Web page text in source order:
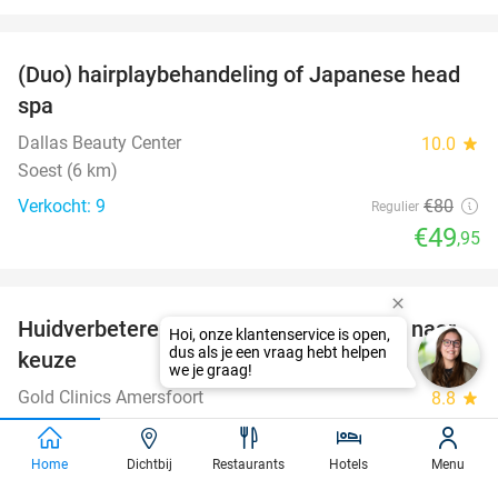
38%
(Duo) hairplaybehandeling of Japanese head
spa
Dallas Beauty Center 10.0 star
Soest (6 km)
Verkocht: 9
Regulier €80
€49,95
88%
Huidverbeterende gezichtsbehandeling naar
keuze
Gold Clinics Amersfoort 8.8 star
Amersfoort
Verkocht: 29
Regulier €195
Home Dichtbij Restaurants Hotels Menu